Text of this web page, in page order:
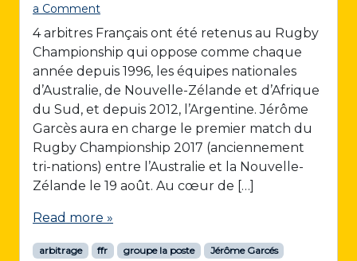
a Comment
4 arbitres Français ont été retenus au Rugby
Championship qui oppose comme chaque
année depuis 1996, les équipes nationales
d’Australie, de Nouvelle-Zélande et d’Afrique
du Sud, et depuis 2012, l’Argentine. Jérôme
Garcès aura en charge le premier match du
Rugby Championship 2017 (anciennement
tri-nations) entre l’Australie et la Nouvelle-
Zélande le 19 août. Au cœur de […]
Read more »
arbitrage ffr groupe la poste
Jérôme Garcés